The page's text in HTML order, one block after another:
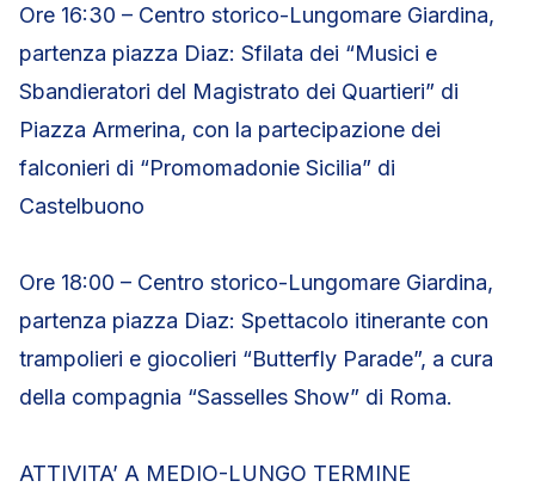
Ore 16:30 – Centro storico-Lungomare Giardina,
partenza piazza Diaz: Sfilata dei “Musici e
Sbandieratori del Magistrato dei Quartieri” di
Piazza Armerina, con la partecipazione dei
falconieri di “Promomadonie Sicilia” di
Castelbuono
Ore 18:00 – Centro storico-Lungomare Giardina,
partenza piazza Diaz: Spettacolo itinerante con
trampolieri e giocolieri “Butterfly Parade”, a cura
della compagnia “Sasselles Show” di Roma.
ATTIVITA’ A MEDIO-LUNGO TERMINE